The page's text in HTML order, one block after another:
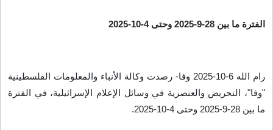
الفترة ما بين 28-9-2025 وحتى 4-10-2025
رام الله 6-10-2025 وفا- رصدت وكالة الأنباء والمعلومات الفلسطينية
"وفا"، التحريض والعنصرية في وسائل الإعلام الإسرائيلية، في الفترة
ما بين 28-9-2025 وحتى 4-10-2025
.